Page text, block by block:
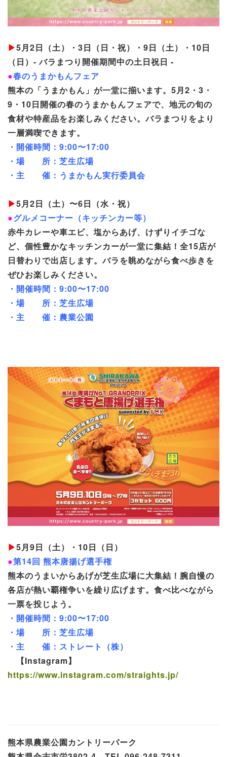
▶5月2日（土）・3日（日・祝）・9日（土）・10日
（日）- バラまつり開催期間中の土日祝日 -
●春のうまかもんフェア
熊本の「うまかもん」が一堂に揃います。5月2・3・
9・10日開催の春のうまかもんフェアで、地元の旬の
食材や特産品をお楽しみください。バラまつりをより
一層満喫できます。
・開催時間：9:00〜17:00
・場 所：芝生広場
・主 催：うまかもん実行委員会
▶5月2日（土）〜6日（水・祝）
●グルメコーナー（キッチンカー等）
赤牛カレーや車エビ、塩からあげ、けずりイチゴな
ど、個性豊かなキッチンカーが一堂に集結！全15店が
日替わりで出店します。バラを眺めながら食べ歩きを
ぜひお楽しみください。
・開催時間：9:00〜17:00
・場 所：芝生広場
・主 催：農業公園
▶5月9日（土）・10日（日）
●第14回 熊本唐揚げ選手権
熊本のうまいからあげが芝生広場に大集結！腕自慢の
各店が熱い覇権争いを繰り広げます。食べ比べながら
一票を投じよう。
・開催時間：9:00〜17:00
・場 所：芝生広場
・主 催：ストレート（株）
【Instagram】
https://www.instagram.com/straights.jp/
熊本県農業公園カントリーパーク